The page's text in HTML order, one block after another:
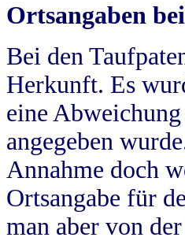
Ortsangaben
Bei den
Herkunft. Es
eine
angegeben
Annahme doch
Ortsangabe für
man aber von